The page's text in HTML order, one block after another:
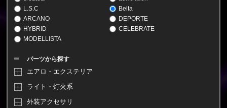
L.S.C
Belta
ARCANO
DEPORTE
HYBRID
CELEBRATE
MODELLISTA
パーツから探す
エアロ・エクステリア
ライト・灯火系
外装アクセサリ